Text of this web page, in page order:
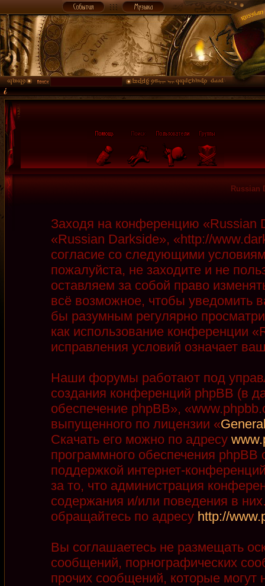
Russian
Заходя на конференцию
«Russian Darkside», «http://
согласие со следующими
пожалуйста, не заходите и не
оставляем за собой право
всё возможное, чтобы уведомить
бы разумным регулярно
как использование конференции
исправления условий означает
Наши форумы работают под
создания конференций phpBB (в
обеспечение phpBB»,
выпущенного по лицензии «
Скачать его можно по адресу
программного обеспечения phpBB
поддержкой интернет-
за то, что администрация
содержания и/или поведения в
обращайтесь по адресу http://
Вы соглашаетесь не размещать
сообщений, порнографических
прочих сообщений, которые